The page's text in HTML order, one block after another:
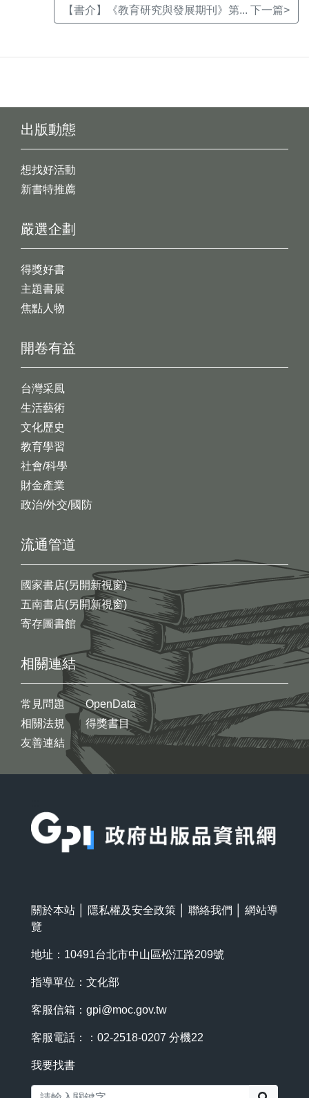
【書介】《教育研究與發展期刊》第... 下一篇>
出版動態
想找好活動
新書特推薦
開卷有益
台灣采風
生活藝術
文化歷史
教育學習
社會/科學
財金產業
政治/外交/國防
嚴選企劃
得獎好書
主題書展
焦點人物
流通管道
國家書店(另開新視窗)
五南書店(另開新視窗)
寄存圖書館
相關連結
常見問題
相關法規
友善連結
OpenData
得獎書目
關於本站 隱私權及安全政策 聯絡我們
網站導
覽
地址：10491台北市中山區松江路209號
指導單位：文化部
客服信箱： gpi@moc.gov.tw
客服電話：：02-2518-0207 分機22
我要找書